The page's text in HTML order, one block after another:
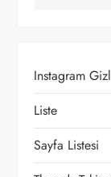
n
m
e
Instagram
Liste
Sayfa Listesi